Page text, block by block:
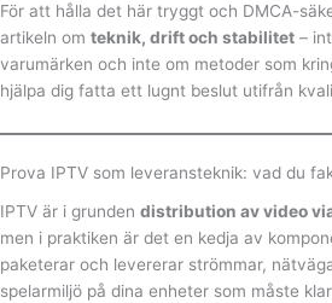
För att hålla det här tryggt och DMCA-
artikeln om teknik, drift och stabilitet –
varumärken och inte om metoder som
hjälpa dig fatta ett lugnt beslut utifrån
Prova IPTV som leveransteknik: vad du
IPTV är i grunden distribution av video
men i praktiken är det en kedja av
paketerar och levererar strömmar,
spelarmiljö på dina enheter som måste